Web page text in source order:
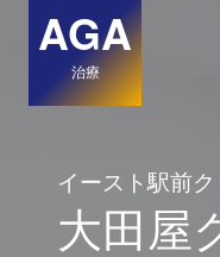
AGA
治療
イースト駅前ク
大田屋